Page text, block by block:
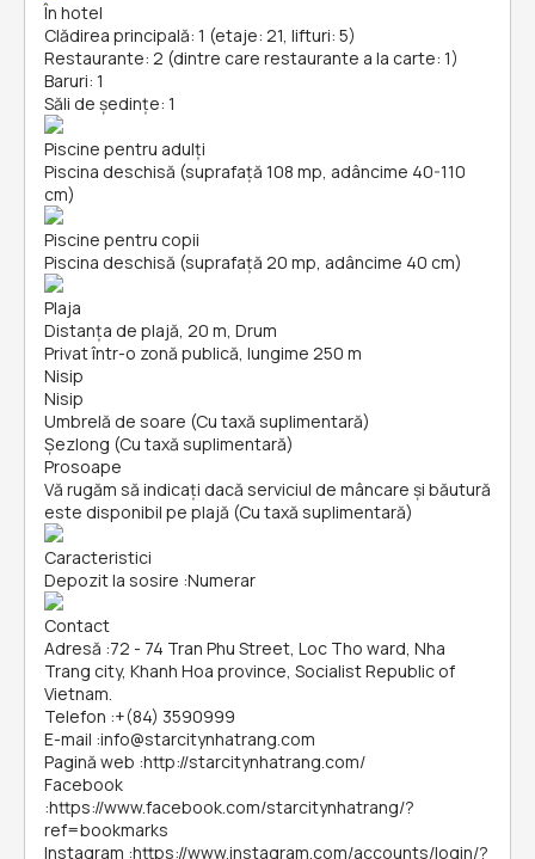
În hotel
Clădirea principală: 1 (etaje: 21, lifturi: 5)
Restaurante: 2 (dintre care restaurante a la carte: 1)
Baruri: 1
Săli de ședințe: 1
Piscine pentru adulți
Piscina deschisă (suprafață 108 mp, adâncime 40-110
cm)
Piscine pentru copii
Piscina deschisă (suprafață 20 mp, adâncime 40 cm)
Plaja
Distanța de plajă, 20 m, Drum
Privat într-o zonă publică, lungime 250 m
Nisip
Nisip
Umbrelă de soare (Cu taxă suplimentară)
Șezlong (Cu taxă suplimentară)
Prosoape
Vă rugăm să indicați dacă serviciul de mâncare și băutură
este disponibil pe plajă (Cu taxă suplimentară)
Caracteristici
Depozit la sosire :Numerar
Contact
Adresă :72 - 74 Tran Phu Street, Loc Tho ward, Nha
Trang city, Khanh Hoa province, Socialist Republic of
Vietnam.
Telefon :+(84) 3590999
E-mail :info@starcitynhatrang.com
Pagină web :http://starcitynhatrang.com/
Facebook
:https://www.facebook.com/starcitynhatrang/?
ref=bookmarks
Instagram :https://www.instagram.com/accounts/login/?